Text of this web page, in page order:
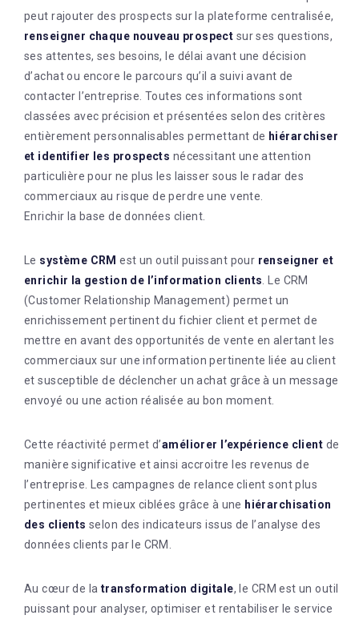
peut rajouter des prospects sur la plateforme centralisée,
renseigner chaque nouveau prospect sur ses questions,
ses attentes, ses besoins, le délai avant une décision
d’achat ou encore le parcours qu’il a suivi avant de
contacter l’entreprise. Toutes ces informations sont
classées avec précision et présentées selon des critères
entièrement personnalisables permettant de hiérarchiser
et identifier les prospects nécessitant une attention
particulière pour ne plus les laisser sous le radar des
commerciaux au risque de perdre une vente.
Enrichir la base de données client.
Le système CRM est un outil puissant pour renseigner et
enrichir la gestion de l’information clients . Le CRM
(Customer Relationship Management) permet un
enrichissement pertinent du fichier client et permet de
mettre en avant des opportunités de vente en alertant les
commerciaux sur une information pertinente liée au client
et susceptible de déclencher un achat grâce à un message
envoyé ou une action réalisée au bon moment.
Cette réactivité permet d’améliorer l’expérience client de
manière significative et ainsi accroitre les revenus de
l’entreprise. Les campagnes de relance client sont plus
pertinentes et mieux ciblées grâce à une hiérarchisation
des clients selon des indicateurs issus de l’analyse des
données clients par le CRM.
Au cœur de la transformation digitale, le CRM est un outil
puissant pour analyser, optimiser et rentabiliser le service